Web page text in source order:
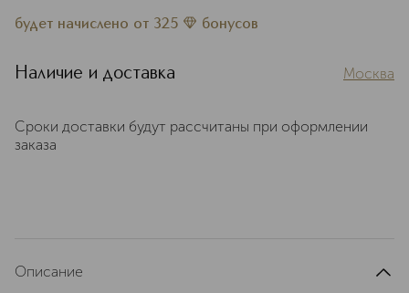
будет начислено от 325 бонусов
Наличие и доставка Москва
Сроки доставки будут рассчитаны при оформлении
заказа
Описание